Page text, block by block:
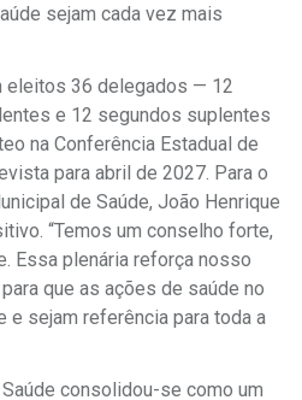
sejam cada vez mais
eleitos 36 delegados — 12
e 12 segundos suplentes
na Conferência Estadual de
para abril de 2027. Para o
de Saúde, João Henrique
“Temos um conselho forte,
Essa plenária reforça nosso
que as ações de saúde no
e sejam referência para toda a
consolidou-se como um